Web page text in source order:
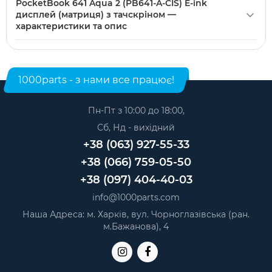
заводській специфікації.
(матриця) з тачскріном можна купити в нашому інтернет-
магазині. Категорія:Дисплейні модулі для електронних
PocketBook 641 Aqua 2 (PB641-A-CIS) E-ink
дисплей (матриця) з тачскріном —
характеристики та опис
1000parts - з нами все працює!
Пн-Пт з 10:00 до 18:00,
Сб, Нд - вихідний
+38 (063) 927-55-33
+38 (066) 759-05-50
+38 (097) 404-40-03
info@1000parts.com
Наша Адреса: м. Харків, вул. Чорноглазівська (ран.
м.Бажанова), 4